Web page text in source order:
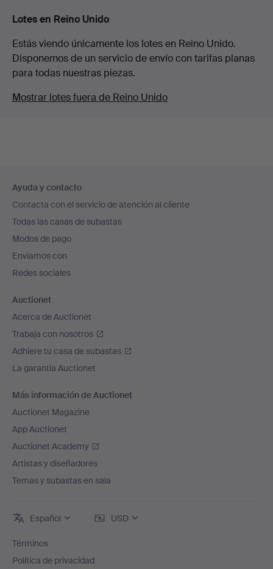
Lotes en Reino Unido
Estás viendo únicamente los lotes en Reino Unido.
Disponemos de un servicio de envío con tarifas planas
para todas nuestras piezas.
Mostrar lotes fuera de Reino Unido
en
el
pie
de
página
Ayuda y contacto
Contacta con el servicio de atención al cliente
Todas las casas de subastas
Modos de pago
Enviamos con
Redes sociales
Auctionet
Acerca de Auctionet
Trabaja con nosotros
Adhiere tu casa de subastas
La garantía Auctionet
Más información de Auctionet
Auctionet Magazine
App Auctionet
Auctionet Academy
Artistas y diseñadores
Temas y subastas en sala
Español USD
Términos
Política de privacidad